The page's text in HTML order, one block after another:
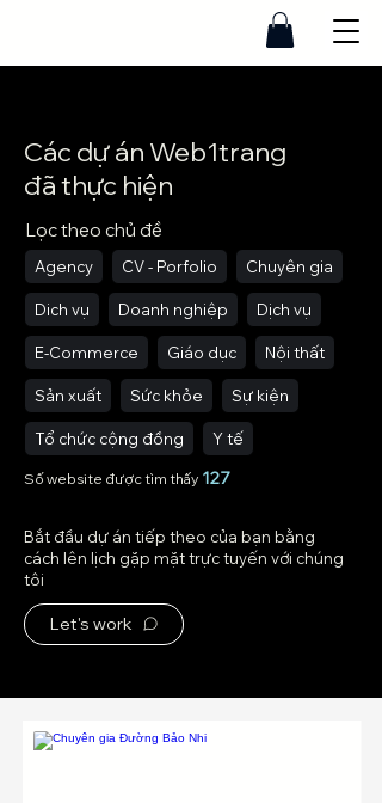
Các dự án Web1trang
đã thực hiện
Lọc theo chủ đề
Agency CV - Porfolio Chuyên gia
Dich vụ Doanh nghiệp Dịch vụ
E-Commerce Giáo dục Nội thất
Sản xuất Sức khỏe Sự kiện
Tổ chức cộng đồng Y tế
Số website được tìm thấy 127
Bắt đầu dự án tiếp theo của bạn bằng
cách lên lịch gặp mặt trực tuyến với chúng
tôi
Let's work